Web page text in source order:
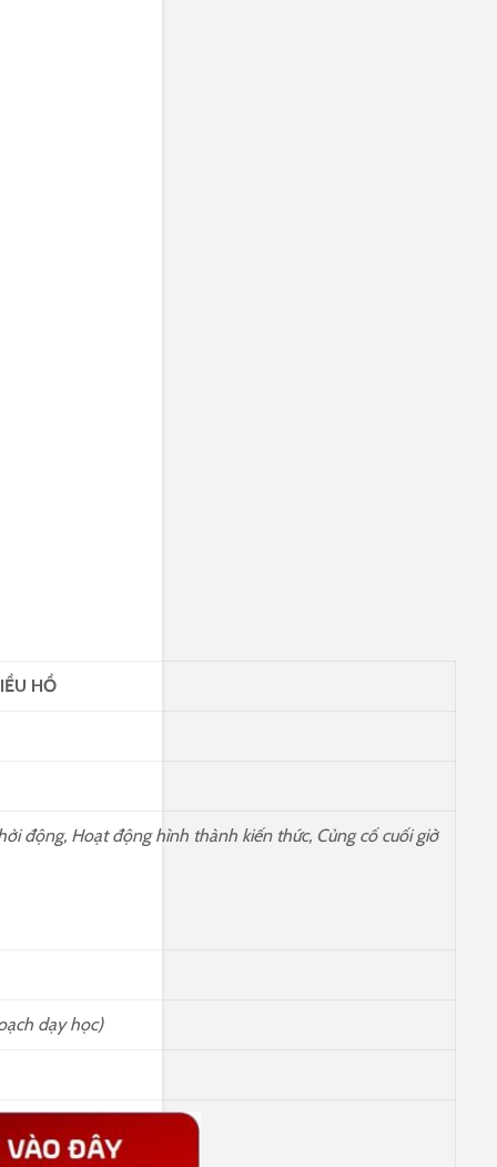
HỒ
động, Hoạt động hình thành kiến thức, Củng cố cuối giờ
dạy học)